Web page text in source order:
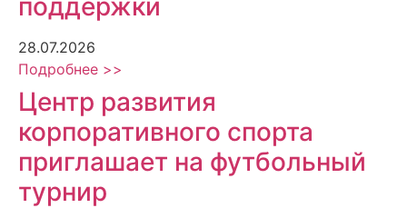
поддержки
28.07.2026
Подробнее >>
Центр развития
корпоративного спорта
приглашает на футбольный
турнир